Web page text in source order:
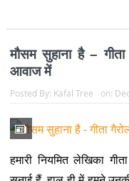
मौसम सुहाना है – गीता
आवाज में
Posted By: Kafal Tree on:
हमारी नियमित लेखिका